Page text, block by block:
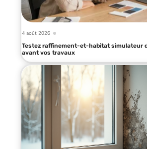
4 août 2026
Testez raffinement-et-habitat simulateur
avant vos travaux